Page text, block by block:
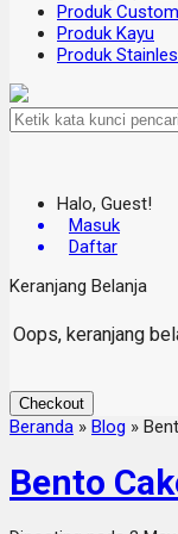
Produk Custom
Produk Kayu
Produk
Halo, Guest!
Masuk
Daftar
Keranjang Belanja
Oops, keranjang
Checkout
Beranda » Blog »
Bento